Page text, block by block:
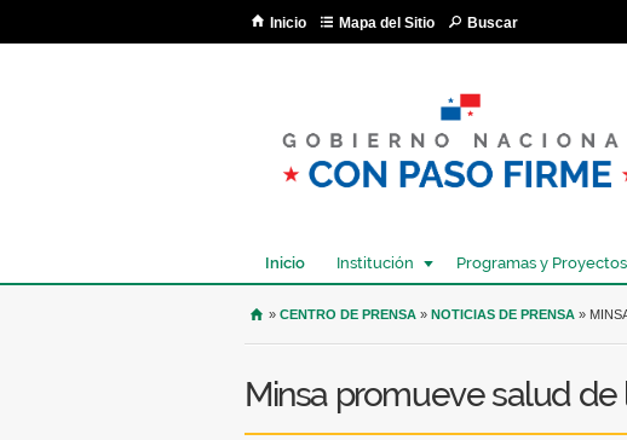
Inicio Mapa del Sitio Buscar
Inicio Institución Programas y Proyectos
USTED SE ENCUENTRA AQUÍ
» CENTRO DE PRENSA » NOTICIAS DE PRENSA »
Minsa promueve salud